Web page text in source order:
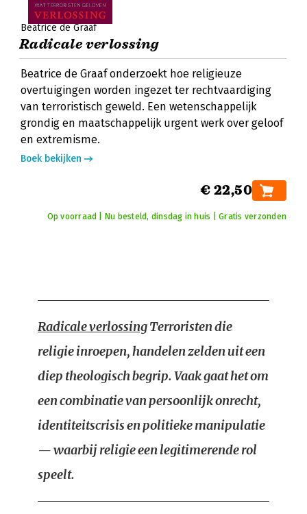
Beatrice de Graaf
Radicale verlossing
Beatrice de Graaf onderzoekt hoe religieuze
overtuigingen worden ingezet ter rechtvaardiging
van terroristisch geweld. Een wetenschappelijk
grondig en maatschappelijk urgent werk over geloof
en extremisme.
Boek bekijken
€ 22,50
Op voorraad | Nu besteld, dinsdag in huis | Gratis verzonden
Radicale verlossingTerroristen die
religie inroepen, handelen zelden uit een
diep theologisch begrip. Vaak gaat het om
een combinatie van persoonlijk onrecht,
identiteitscrisis en politieke manipulatie
— waarbij religie een legitimerende rol
speelt.